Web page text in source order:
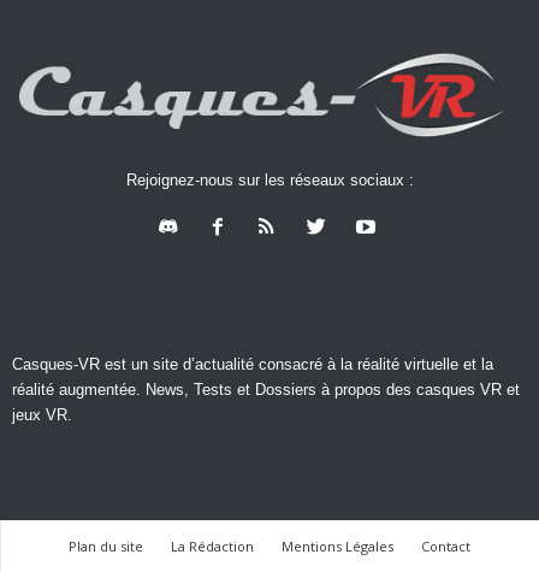
Rejoignez-nous sur les réseaux sociaux :
Casques-VR est un site d’actualité consacré à la réalité virtuelle et la
réalité augmentée. News, Tests et Dossiers à propos des casques VR et
jeux VR.
Plan du site La Rédaction Mentions Légales Contact